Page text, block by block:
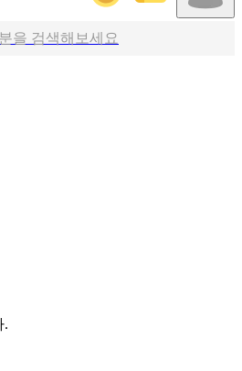
을 검색해보세요
식 검색해보세요
.